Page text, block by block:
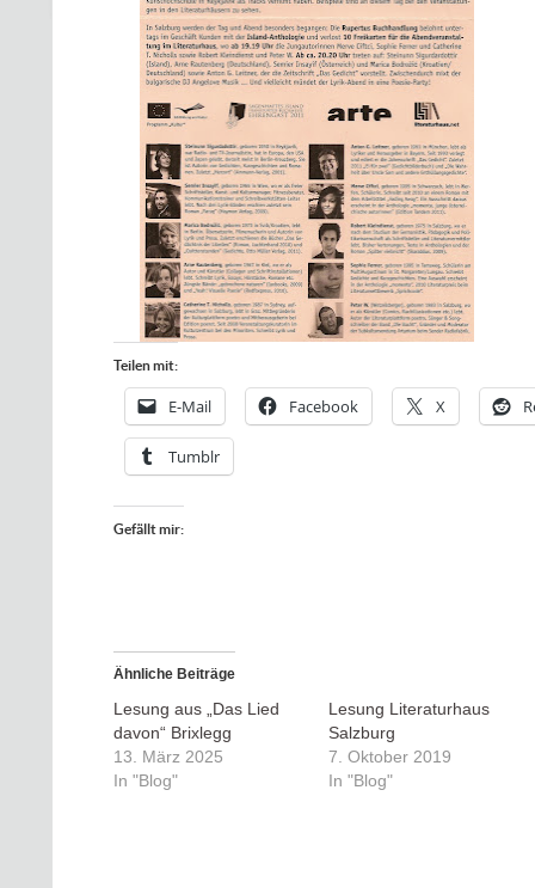
Teilen mit:
E-Mail Facebook X
Tumblr
Gefällt mir:
Ähnliche Beiträge
Lesung aus „Das Lied
davon“ Brixlegg
13. März 2025
In "Blog"
Lesung Literaturhaus
Salzburg
7. Oktober 2019
In "Blog"